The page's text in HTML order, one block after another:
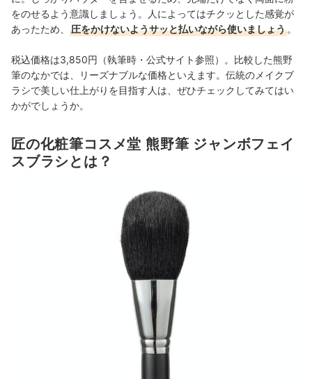
をのせるよう意識しましょう。人によってはチクッとした感覚が
あったため、
圧をかけないようサッと払いながら使いましょう 。
税込価格は3,850円（執筆時・公式サイト参照）。比較した熊野
筆のなかでは、リーズナブルな価格といえます。伝統のメイクブ
ラシで美しい仕上がりを目指す人は、ぜひチェックしてみてはい
かがでしょうか。
匠の化粧筆コスメ堂 熊野筆 ジャンボフェイ
スブラシとは？